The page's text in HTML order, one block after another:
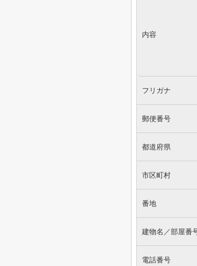
内容
フリガナ
郵便番号
都道府県
市区町村
番地
建物名／部屋番
電話番号